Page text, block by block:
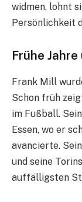
widmen, lohnt
Persönlichkeit
Frühe
Frank Mill
Schon früh
im Fußball.
Essen, wo er
avancierte.
und seine
auffälligsten